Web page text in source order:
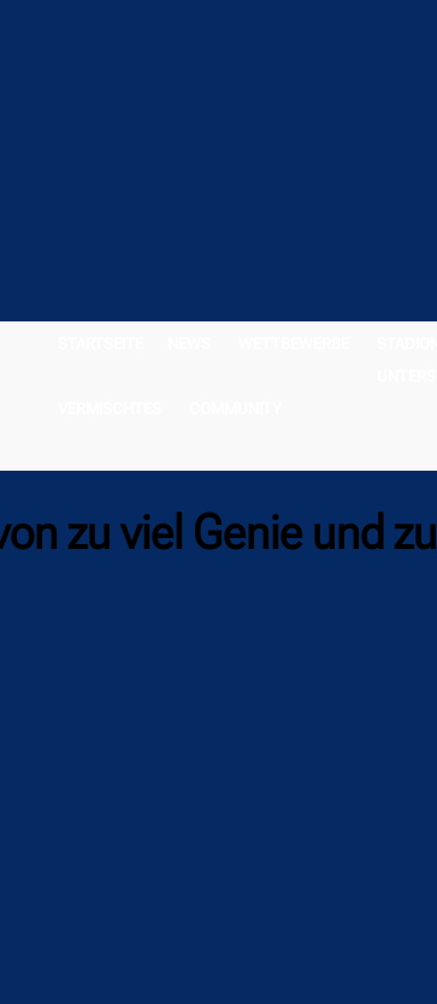
zu viel Genie und zu